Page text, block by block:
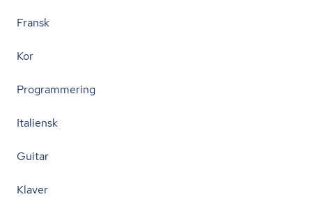
Fransk
Kor
Programmering
Italiensk
Guitar
Klaver